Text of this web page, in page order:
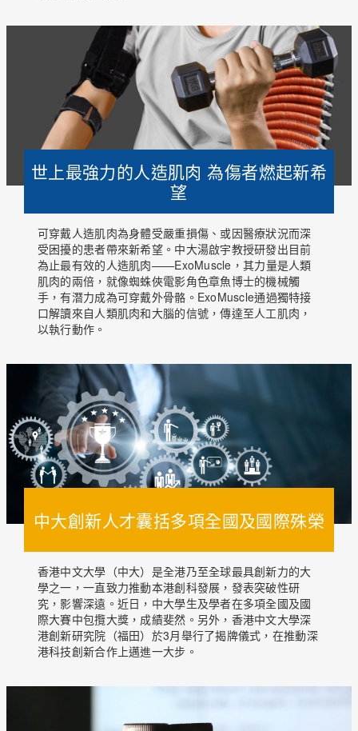
世上最強力的人造肌肉 為傷者燃起新希
望
可穿戴人造肌肉為身體受嚴重損傷、或因醫療狀況而深
受困擾的患者帶來新希望。中大湯啟宇教授研發出目前
為止最有效的人造肌肉——ExoMuscle，其力量是人類
肌肉的兩倍，就像蜘蛛俠電影角色章魚博士的機械觸
手，有潛力成為可穿戴外骨骼。ExoMuscle通過獨特接
口解讀來自人類肌肉和大腦的信號，傳達至人工肌肉，
以執行動作。
中大創新人才囊括多項全國及國際殊榮
香港中文大學（中大）是全港乃至全球最具創新力的大
學之一，一直致力推動本港創科發展，發表突破性研
究，影響深遠。近日，中大學生及學者在多項全國及國
際大賽中包攬大獎，成績斐然。另外，香港中文大學深
港創新研究院（福田）於3月舉行了揭牌儀式，在推動深
港科技創新合作上邁進一大步。